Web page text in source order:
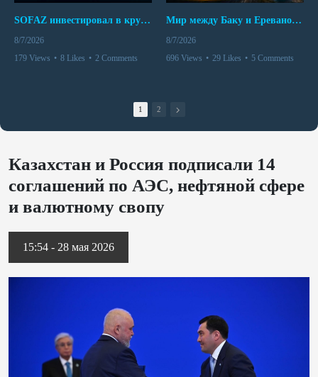
SOFAZ инвестировал в крупнейшего независимого производителя электроэнергии Перу
8/7/2026
179 Views • 8 Likes • 2 Comments
Мир между Баку и Ереваном запускает крупные логистические проекты
8/7/2026
696 Views • 29 Likes • 5 Comments
1 2
Казахстан и Россия подписали 14
соглашений по АЭС, нефтяной сфере
и валютному свопу
15:54 - 28 мая 2026